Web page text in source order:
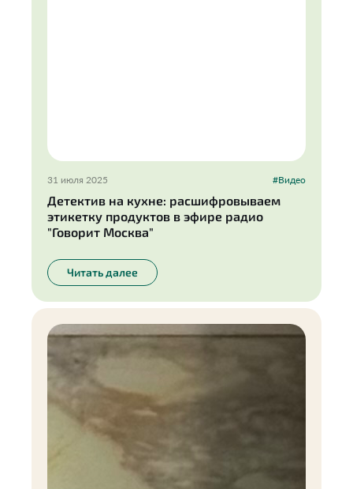
31 июля 2025 #Видео
Детектив на кухне: расшифровываем
этикетку продуктов в эфире радио
"Говорит Москва"
Читать далее